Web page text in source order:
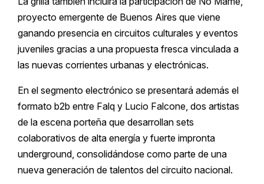
proyecto emergente de Buenos Aires que viene
ganando presencia en circuitos culturales y eventos
juveniles gracias a una propuesta fresca vinculada a
las nuevas corrientes urbanas y electrónicas.
En el segmento electrónico se presentará además el
formato b2b entre Falq y Lucio Falcone, dos artistas
de la escena porteña que desarrollan sets
colaborativos de alta energía y fuerte impronta
underground, consolidándose como parte de una
nueva generación de talentos del circuito nacional.